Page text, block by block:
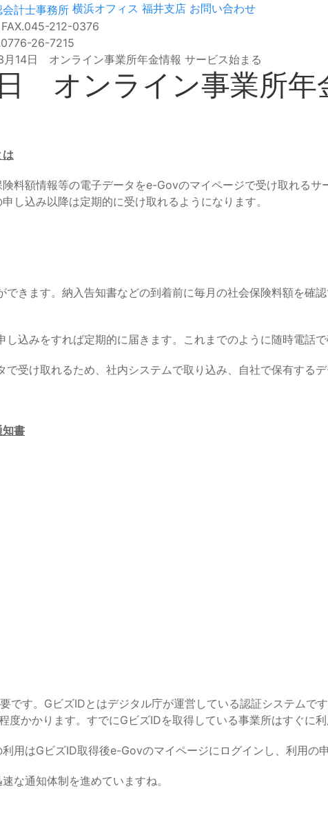
横浜オフィス 福井支店 お問い合わせ
212-0376
26-7215
14日 オンライン事業所年金情報 サービス始まる
オンライン事業所年
料額情報等の電子データをe-Govのマイページで受け取れる
し込み以降は定期的に受け取れるようになります。
きます。納入告知書などの到着前に毎月の社会保険料額を確
込みをすれば定期的に届きます。これまでのように随時電話で
受け取れるため、社内システムで取り込み、自社で保有する
知書
です。GビズIDとはデジタル庁が運営している認証システム
かかります。すでにGビズIDを取得している事業所はすぐに利
用はGビズID取得後e-Govのマイページにログインし、利用の
な通知体制を進めていますね。